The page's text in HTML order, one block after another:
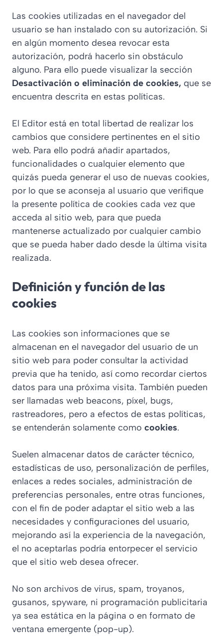
Las cookies utilizadas en el navegador del
usuario se han instalado con su autorización. Si
en algún momento desea revocar esta
autorización, podrá hacerlo sin obstáculo
alguno. Para ello puede visualizar la sección
Desactivación o eliminación de cookies, que se
encuentra descrita en estas políticas.
El Editor está en total libertad de realizar los
cambios que considere pertinentes en el sitio
web. Para ello podrá añadir apartados,
funcionalidades o cualquier elemento que
quizás pueda generar el uso de nuevas cookies,
por lo que se aconseja al usuario que verifique
la presente política de cookies cada vez que
acceda al sitio web, para que pueda
mantenerse actualizado por cualquier cambio
que se pueda haber dado desde la última visita
realizada.
Definición y función de las
cookies
Las cookies son informaciones que se
almacenan en el navegador del usuario de un
sitio web para poder consultar la actividad
previa que ha tenido, así como recordar ciertos
datos para una próxima visita. También pueden
ser llamadas web beacons, píxel, bugs,
rastreadores, pero a efectos de estas políticas,
se entenderán solamente como cookies.
Suelen almacenar datos de carácter técnico,
estadísticas de uso, personalización de perfiles,
enlaces a redes sociales, administración de
preferencias personales, entre otras funciones,
con el fin de poder adaptar el sitio web a las
necesidades y configuraciones del usuario,
mejorando así la experiencia de la navegación,
el no aceptarlas podría entorpecer el servicio
que el sitio web desea ofrecer.
No son archivos de virus, spam, troyanos,
gusanos, spyware, ni programación publicitaria
ya sea estática en la página o en formato de
ventana emergente (pop-up).